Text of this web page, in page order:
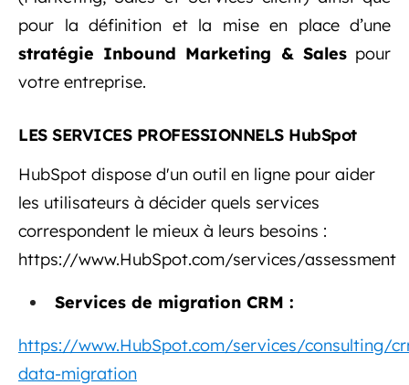
pour la définition et la mise en place d’une
stratégie Inbound Marketing & Salespour
votre entreprise.
LES SERVICES PROFESSIONNELS HubSpot
HubSpot dispose d'un outil en ligne pour aider
les utilisateurs à décider quels services
correspondent le mieux à leurs besoins :
https://www.HubSpot.com/services/assessment
Services de migration CRM :
https://www.HubSpot.com/services/consulting/
data-migration